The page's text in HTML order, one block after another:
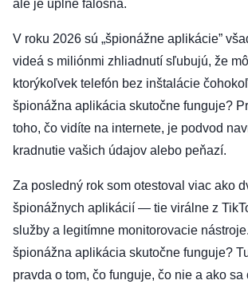
ale je úplne falošná.
V roku 2026 sú „špionážne aplikácie”
videá s miliónmi zhliadnutí sľubujú, že
ktorýkoľvek telefón bez inštalácie
špionážna aplikácia skutočne funguje?
toho, čo vidíte na internete, je podvod
kradnutie vašich údajov alebo peňazí.
Za posledný rok som otestoval viac ako
špionážnych aplikácií — tie virálne z
služby a legitímne monitorovacie
špionážna aplikácia skutočne funguje?
pravda o tom, čo funguje, čo nie a ako sa